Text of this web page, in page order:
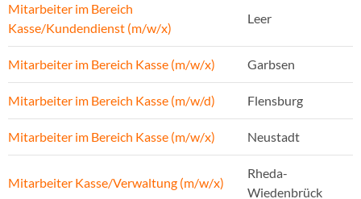
Mitarbeiter im Bereich
Kasse/Kundendienst (m/w/x)
Leer
Mitarbeiter im Bereich Kasse (m/w/x) Garbsen
Mitarbeiter im Bereich Kasse (m/w/d) Flensburg
Mitarbeiter im Bereich Kasse (m/w/x) Neustadt
Mitarbeiter Kasse/Verwaltung (m/w/x)
Rheda-
Wiedenbrück